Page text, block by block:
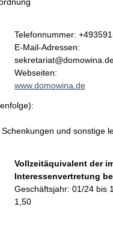
K
o
n
t
a
t
n
o
r
m
a
Telefonnummer:
E-Mail-Adressen:
Webseiten:
www.domowina.de
und sonstige
Vollzeitäquivalent der
Interessenvertretung
Geschäftsjahr: 01/24 bis
1,50